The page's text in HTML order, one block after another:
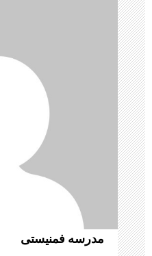
ی
ن
و
ش
ت
ه‌
ه
ا
مدرسه فمنیستی